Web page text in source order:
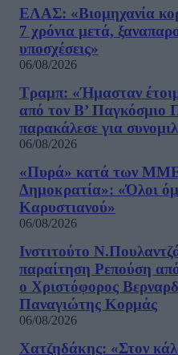
ΕΛΑΣ: «Βιομηχανία
7 χρόνια μετά,
υποσχέσεις»
06/08/2026
Τραμπ: «Ήμασταν
από τον Β’ Παγκόσμιο
παρακάλεσε για
06/08/2026
«Πυρά» κατά των ΜΜΕ
Δημοκρατία»: «Όλοι
Καρυστιανού»
06/08/2026
Ινστιτούτο
παραίτηση Ρεπούση
ο Χριστόφορος
Παναγιώτης Κορμάς
06/08/2026
Χατζηδάκης: «Στον